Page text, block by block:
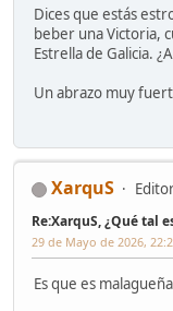
Dices que estás
beber una Victoria,
Estrella de Galicia.
Un abrazo muy
XarquS
Re:XarquS, ¿Qué tal
29 de Mayo de 2026,
Es que es